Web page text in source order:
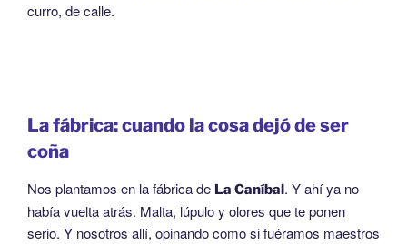
curro, de calle.
La fábrica: cuando la cosa dejó de ser
coña
Nos plantamos en la fábrica de La Caníbal . Y ahí ya no
había vuelta atrás. Malta, lúpulo y olores que te ponen
serio. Y nosotros allí, opinando como si fuéramos maestros